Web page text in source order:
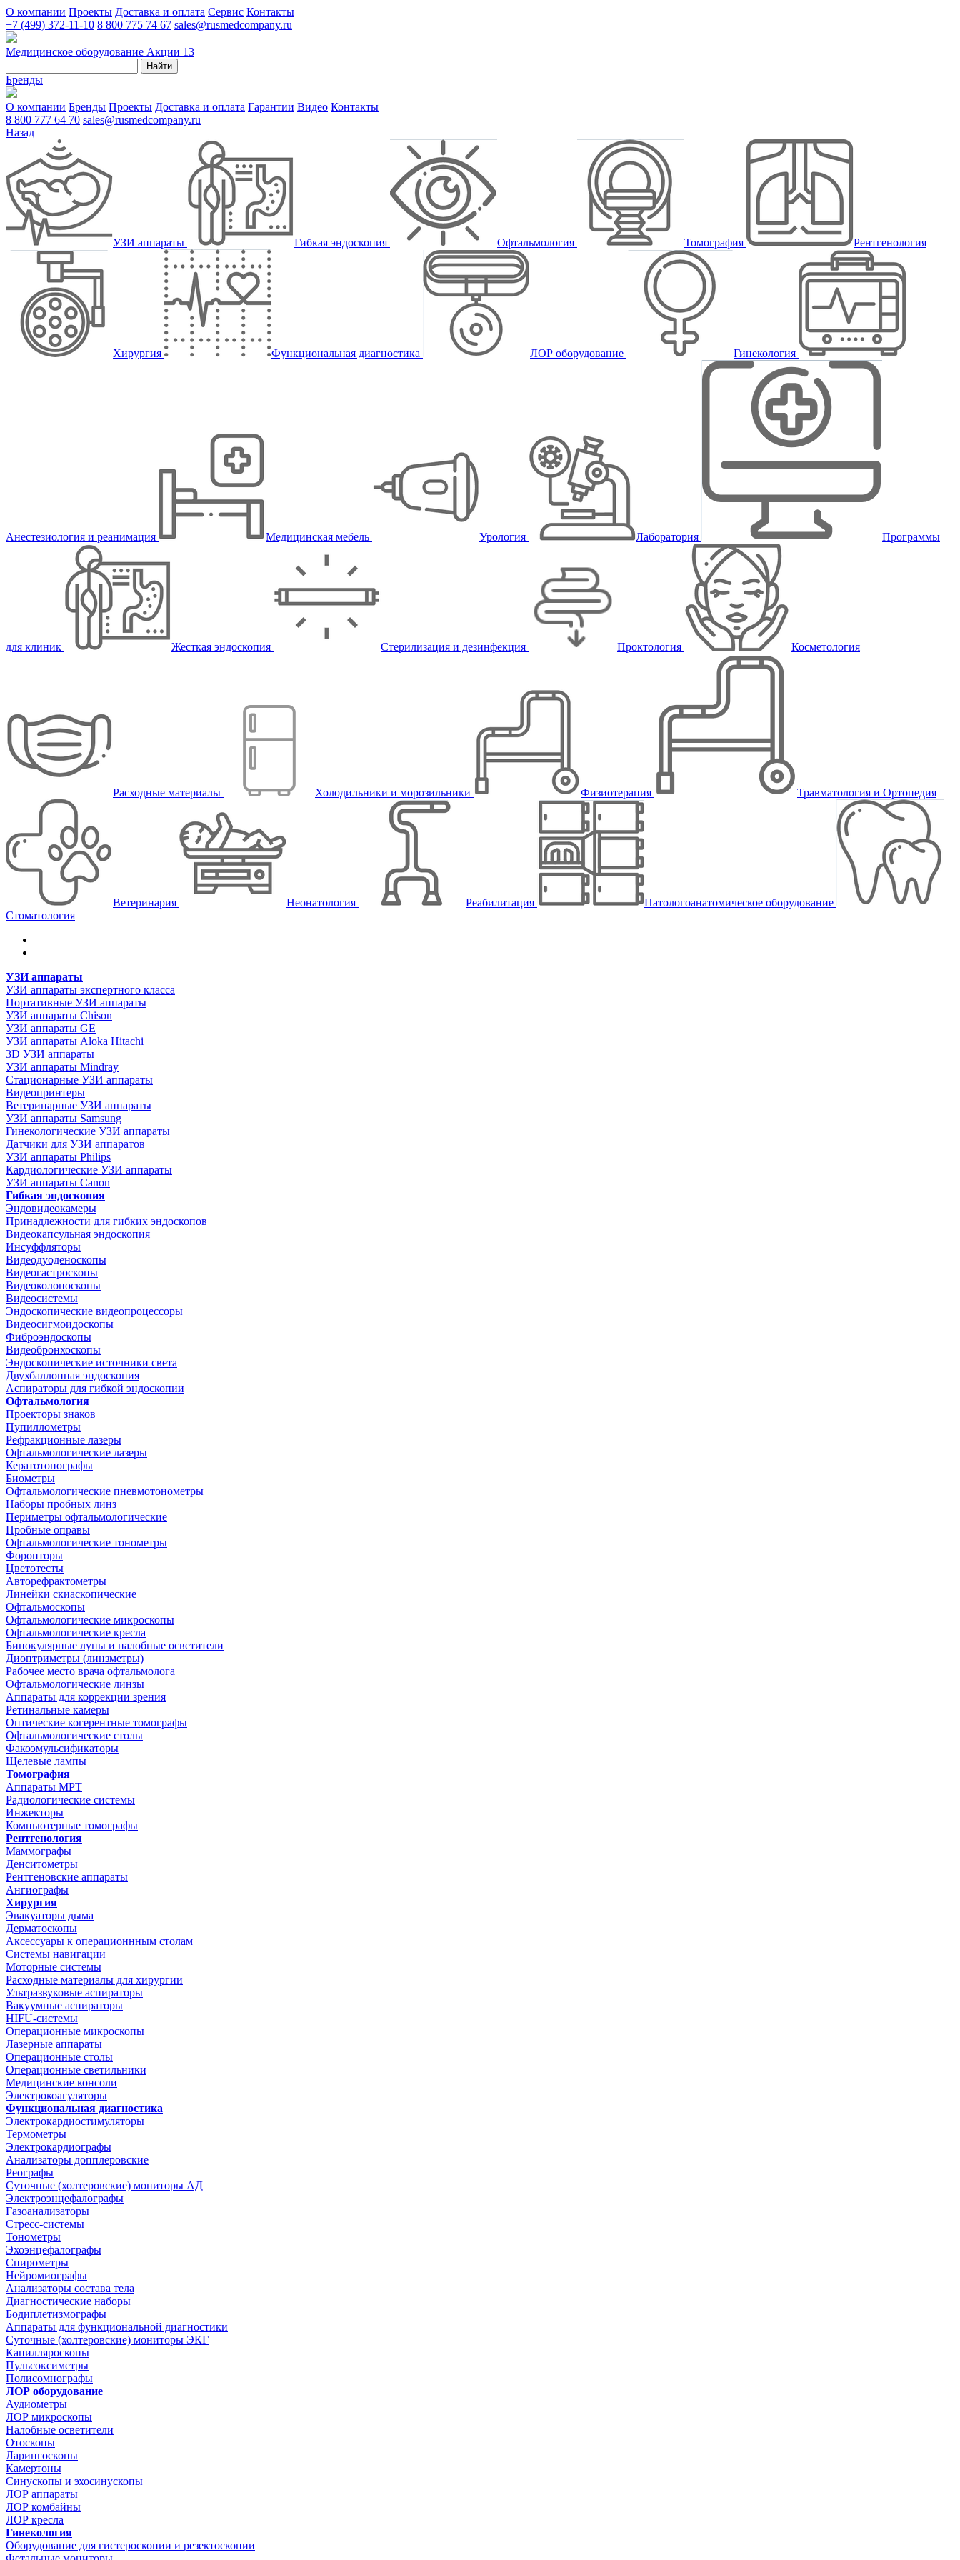
О компании Проекты Доставка и оплата Сервис Контакты
+7 (499) 372-11-10 8 800 775 74 67 sales@rusmedcompany.ru
Медицинское оборудование Акции 13
Найти
Бренды
О компании Бренды Проекты Доставка и оплата Гарантии Видео Контакты
8 800 777 64 70 sales@rusmedcompany.ru
Назад
УЗИ аппараты Гибкая эндоскопия Офтальмология Томография Рентгенология
Хирургия Функциональная диагностика ЛОР оборудование Гинекология
Анестезиология и реанимация Медицинская мебель Урология Лаборатория Программы
для клиник Жесткая эндоскопия Стерилизация и дезинфекция Проктология Косметология
Расходные материалы Холодильники и морозильники Физиотерапия Травматология и Ортопедия
Ветеринария Неонатология Реабилитация
Патологоанатомическое оборудование
Стоматология
УЗИ аппараты
УЗИ аппараты экспертного класса
Портативные УЗИ аппараты
УЗИ аппараты Chison
УЗИ аппараты GE
УЗИ аппараты Aloka Hitachi
3D УЗИ аппараты
УЗИ аппараты Mindray
Стационарные УЗИ аппараты
Видеопринтеры
Ветеринарные УЗИ аппараты
УЗИ аппараты Samsung
Гинекологические УЗИ аппараты
Датчики для УЗИ аппаратов
УЗИ аппараты Philips
Кардиологические УЗИ аппараты
УЗИ аппараты Canon
Гибкая эндоскопия
Эндовидеокамеры
Принадлежности для гибких эндоскопов
Видеокапсульная эндоскопия
Инсуффляторы
Видеодуоденоскопы
Видеогастроскопы
Видеоколоноскопы
Видеосистемы
Эндоскопические видеопроцессоры
Видеосигмоидоскопы
Фиброэндоскопы
Видеобронхоскопы
Эндоскопические источники света
Двухбаллонная эндоскопия
Аспираторы для гибкой эндоскопии
Офтальмология
Проекторы знаков
Пупиллометры
Рефракционные лазеры
Офтальмологические лазеры
Кератотопографы
Биометры
Офтальмологические пневмотонометры
Наборы пробных линз
Периметры офтальмологические
Пробные оправы
Офтальмологические тонометры
Форопторы
Цветотесты
Авторефрактометры
Линейки скиаскопические
Офтальмоскопы
Офтальмологические микроскопы
Офтальмологические кресла
Бинокулярные лупы и налобные осветители
Диоптриметры (линзметры)
Рабочее место врача офтальмолога
Офтальмологические линзы
Аппараты для коррекции зрения
Ретинальные камеры
Оптические когерентные томографы
Офтальмологические столы
Факоэмульсификаторы
Щелевые лампы
Томография
Аппараты МРТ
Радиологические системы
Инжекторы
Компьютерные томографы
Рентгенология
Маммографы
Денситометры
Рентгеновские аппараты
Ангиографы
Хирургия
Эвакуаторы дыма
Дерматоскопы
Аксессуары к операционнным столам
Системы навигации
Моторные системы
Расходные материалы для хирургии
Ультразвуковые аспираторы
Вакуумные аспираторы
HIFU-системы
Операционные микроскопы
Лазерные аппараты
Операционные столы
Операционные светильники
Медицинские консоли
Электрокоагуляторы
Функциональная диагностика
Электрокардиостимуляторы
Термометры
Электрокардиографы
Анализаторы допплеровские
Реографы
Суточные (холтеровские) мониторы АД
Электроэнцефалографы
Газоанализаторы
Стресс-системы
Тонометры
Эхоэнцефалографы
Спирометры
Нейромиографы
Анализаторы состава тела
Диагностические наборы
Бодиплетизмографы
Аппараты для функциональной диагностики
Суточные (холтеровские) мониторы ЭКГ
Капилляроскопы
Пульсоксиметры
Полисомнографы
ЛОР оборудование
Аудиометры
ЛОР микроскопы
Налобные осветители
Отоскопы
Ларингоскопы
Камертоны
Синускопы и эхосинускопы
ЛОР аппараты
ЛОР комбайны
ЛОР кресла
Гинекология
Оборудование для гистероскопии и резектоскопии